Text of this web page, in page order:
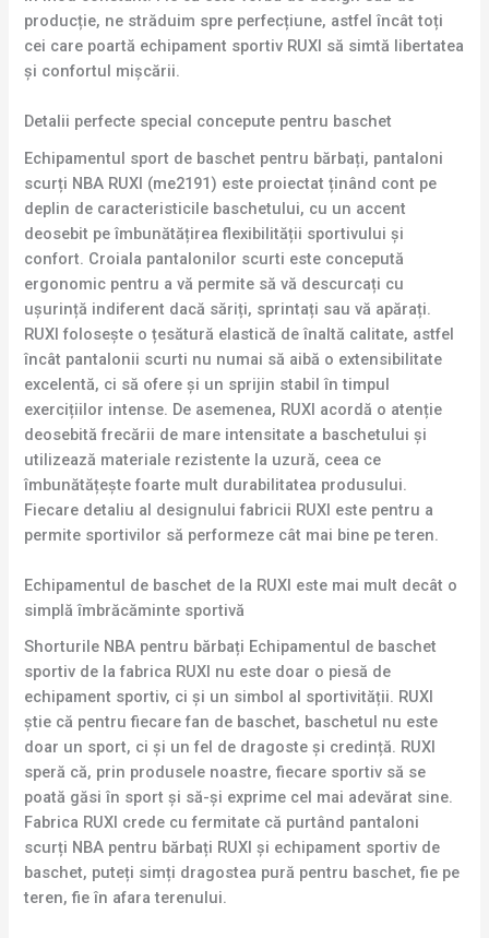
producție, ne străduim spre perfecțiune, astfel încât toți
cei care poartă echipament sportiv RUXI să simtă libertatea
și confortul mișcării.
Detalii perfecte special concepute pentru baschet
Echipamentul sport de baschet pentru bărbați, pantaloni
scurți NBA RUXI (me2191) este proiectat ținând cont pe
deplin de caracteristicile baschetului, cu un accent
deosebit pe îmbunătățirea flexibilității sportivului și
confort. Croiala pantalonilor scurti este concepută
ergonomic pentru a vă permite să vă descurcați cu
ușurință indiferent dacă săriți, sprintați sau vă apărați.
RUXI folosește o țesătură elastică de înaltă calitate, astfel
încât pantalonii scurti nu numai să aibă o extensibilitate
excelentă, ci să ofere și un sprijin stabil în timpul
exercițiilor intense. De asemenea, RUXI acordă o atenție
deosebită frecării de mare intensitate a baschetului și
utilizează materiale rezistente la uzură, ceea ce
îmbunătățește foarte mult durabilitatea produsului.
Fiecare detaliu al designului fabricii RUXI este pentru a
permite sportivilor să performeze cât mai bine pe teren.
Echipamentul de baschet de la RUXI este mai mult decât o
simplă îmbrăcăminte sportivă
Shorturile NBA pentru bărbați Echipamentul de baschet
sportiv de la fabrica RUXI nu este doar o piesă de
echipament sportiv, ci și un simbol al sportivității. RUXI
știe că pentru fiecare fan de baschet, baschetul nu este
doar un sport, ci și un fel de dragoste și credință. RUXI
speră că, prin produsele noastre, fiecare sportiv să se
poată găsi în sport și să-și exprime cel mai adevărat sine.
Fabrica RUXI crede cu fermitate că purtând pantaloni
scurți NBA pentru bărbați RUXI și echipament sportiv de
baschet, puteți simți dragostea pură pentru baschet, fie pe
teren, fie în afara terenului.